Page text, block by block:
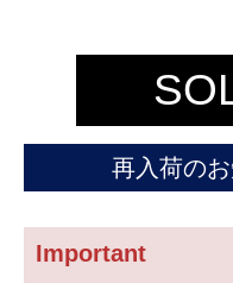
ヴァシュロン再入荷の
Important